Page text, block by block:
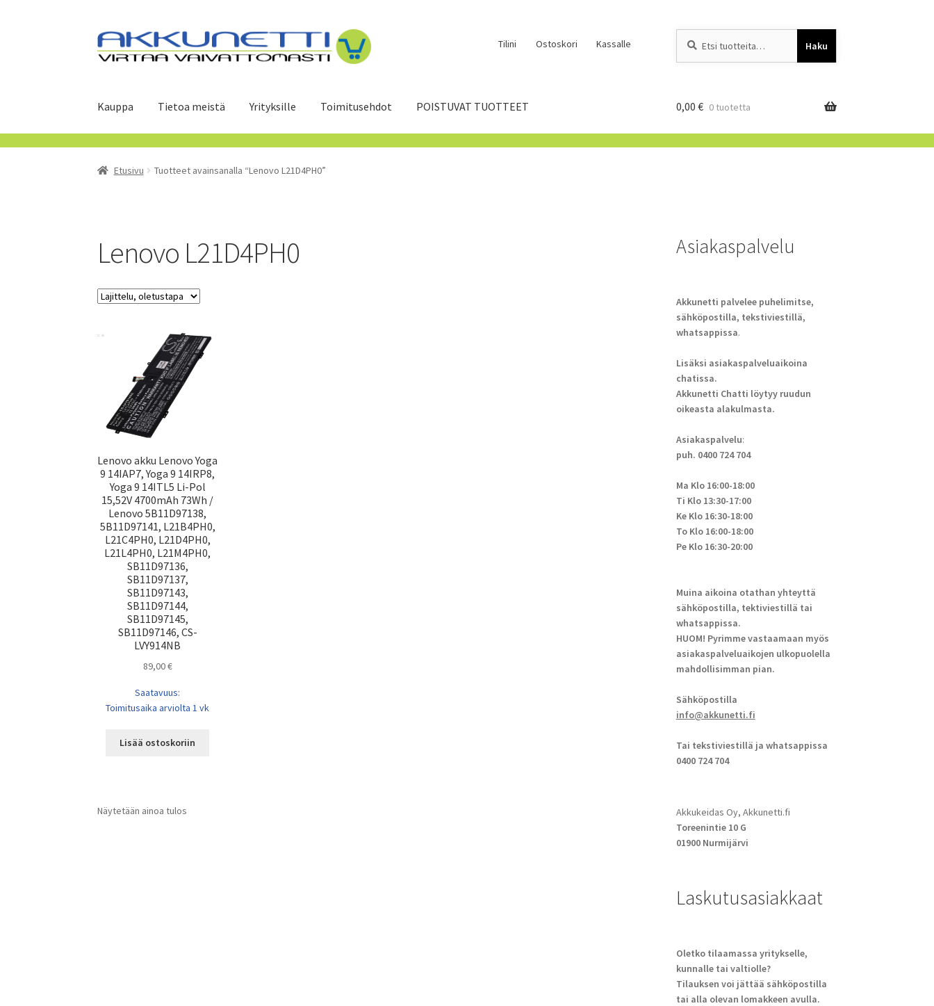
Siirry
navigointiin
Siirry
sisältöön
Tilini Ostoskori Kassalle Haku
Kauppa Tietoa meistä Yrityksille Toimitusehdot POISTUVAT TUOTTEET 0,00 € 0 tuotetta
Etusivu Tuotteet avainsanalla “Lenovo L21D4PH0”
Lenovo L21D4PH0
Lenovo akku Lenovo Yoga
9 14IAP7, Yoga 9 14IRP8,
Yoga 9 14ITL5 Li-Pol
15,52V 4700mAh 73Wh /
Lenovo 5B11D97138,
5B11D97141, L21B4PH0,
L21C4PH0, L21D4PH0,
L21L4PH0, L21M4PH0,
SB11D97136,
SB11D97137,
SB11D97143,
SB11D97144,
SB11D97145,
SB11D97146, CS-
LVY914NB
89,00€
Saatavuus:
Toimitusaika arviolta 1 vk
Lisää ostoskoriin
Näytetään ainoa tulos
Asiakaspalvelu
Akkunetti palvelee puhelimitse,
sähköpostilla, tekstiviestillä,
whatsappissa.
Lisäksi asiakaspalveluaikoina
chatissa.
Akkunetti Chatti löytyy ruudun
oikeasta alakulmasta.
Asiakaspalvelu:
puh. 0400 724 704
Ma Klo 16:00-18:00
Ti Klo 13:30-17:00
Ke Klo 16:30-18:00
To Klo 16:00-18:00
Pe Klo 16:30-20:00
Muina aikoina otathan yhteyttä
sähköpostilla, tektiviestillä tai
whatsappissa.
HUOM! Pyrimme vastaamaan myös
asiakaspalveluaikojen ulkopuolella
mahdollisimman pian.
Sähköpostilla
info@akkunetti.fi
Tai tekstiviestillä ja whatsappissa
0400 724 704
Akkukeidas Oy, Akkunetti.fi
Toreenintie 10 G
01900 Nurmijärvi
Laskutusasiakkaat
Oletko tilaamassa yritykselle,
kunnalle tai valtiolle?
Tilauksen voi jättää sähköpostilla
tai alla olevan lomakkeen avulla.